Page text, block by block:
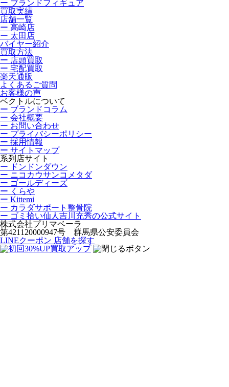
ー ブランドフィギュア
買取実績
店舗一覧
ー 高崎店
ー 太田店
バイヤー紹介
買取方法
ー 店頭買取
ー 宅配買取
楽天通販
よくあるご質問
お客様の声
ベクトルについて
ー ブランドコラム
ー 会社概要
ー お問い合わせ
ー プライバシーポリシー
ー 採用情報
ー サイトマップ
系列店サイト
ー ドンドンダウン
ー ニコカウサンコメタダ
ー ゴールディーズ
ー くらや
ー Kittemi
ー カラダサポート整骨院
ー ゴミ拾い仙人吉川充秀の公式サイト
株式会社プリマベーラ
第421120000947号 群馬県公安委員会
LINEクーポン 店舗を探す